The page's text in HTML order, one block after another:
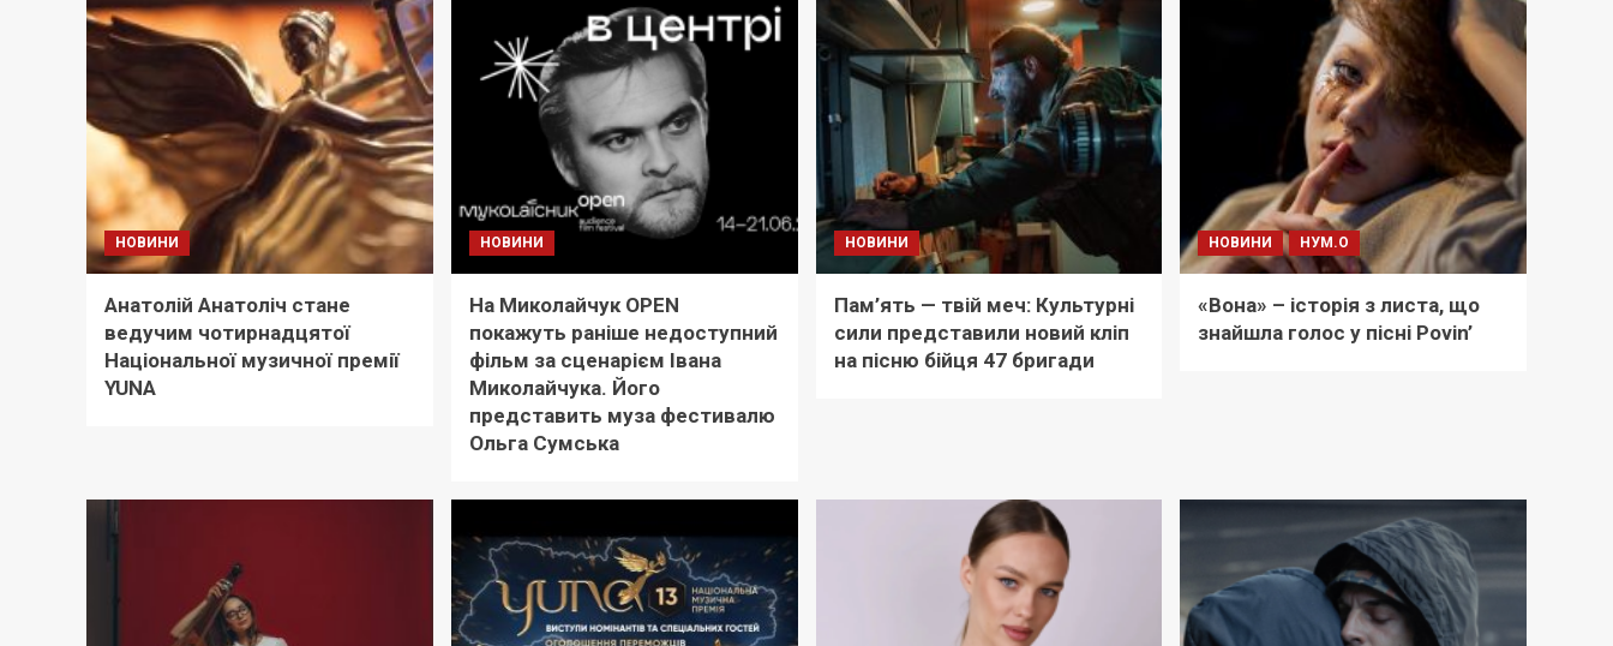
НОВИНИ
Анатолій Анатоліч стане
ведучим чотирнадцятої
Національної музичної премії
YUNA
НОВИНИ
На Миколайчук OPEN
покажуть раніше недоступний
фільм за сценарієм Івана
Миколайчука. Його
представить муза фестивалю
Ольга Сумська
НОВИНИ
Пам’ять — твій меч: Культурні
сили представили новий кліп
на пісню бійця 47 бригади
НОВИНИ НУМ.О
«Вона» – історія з листа, що
знайшла голос у пісні Povin’